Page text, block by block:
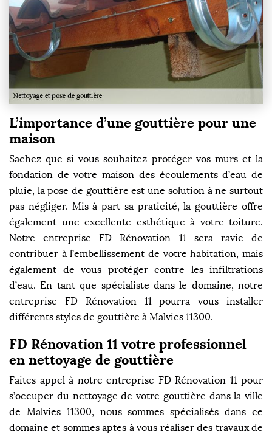
L’importance d’une gouttière pour une
maison
Sachez que si vous souhaitez protéger vos murs et la
fondation de votre maison des écoulements d’eau de
pluie, la pose de gouttière est une solution à ne surtout
pas négliger. Mis à part sa praticité, la gouttière offre
également une excellente esthétique à votre toiture.
Notre entreprise FD Rénovation 11 sera ravie de
contribuer à l’embellissement de votre habitation, mais
également de vous protéger contre les infiltrations
d’eau. En tant que spécialiste dans le domaine, notre
entreprise FD Rénovation 11 pourra vous installer
différents styles de gouttière à Malvies 11300.
FD Rénovation 11 votre professionnel
en nettoyage de gouttière
Faites appel à notre entreprise FD Rénovation 11 pour
s’occuper du nettoyage de votre gouttière dans la ville
de Malvies 11300, nous sommes spécialisés dans ce
domaine et sommes aptes à vous réaliser des travaux de